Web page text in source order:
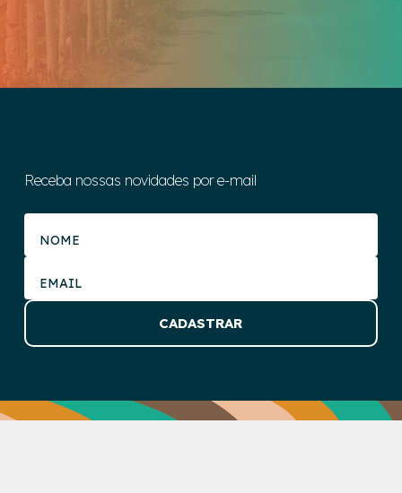
Receba nossas novidades por e-mail